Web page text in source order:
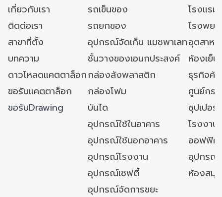
เกี่ยวกับเรา รถเข็นของ
โรงแร
ติดต่อเรา
รถยกของ
โรงพย
สาขาที่ตั้ง
อุปกรณ์จัดเก็บ แมชพาเลทอุตสาหก
บทความ
ชั้นวางของเอนกประสงค์
ห้องเย็
ดาวโหลดแคตตาล็อกกล่องลังพลาสติก
ธุรกิจค้
ขอรับแคตตาล็อก
กล่องโฟม
ศูนย์กร
ขอรับDrawing
บันได
ซุปเปอ
อุปกรณ์ใช้ในอาคาร
โรงงา
อุปกรณ์ใช้นอกอาคาร
ออฟฟิศ/
อุปกรณ์โรงงาน
อุปกรณ์
อุปกรณ์เซฟตี้
ห้องสมุ
อุปกรณ์จัดการขยะ